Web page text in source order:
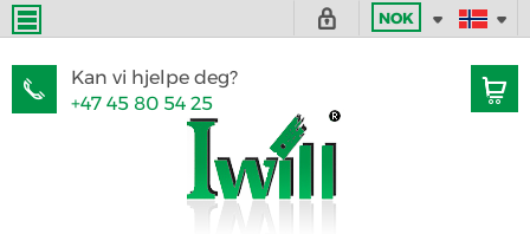
NOK
Kan vi hjelpe deg?
+47 45 80 54 25